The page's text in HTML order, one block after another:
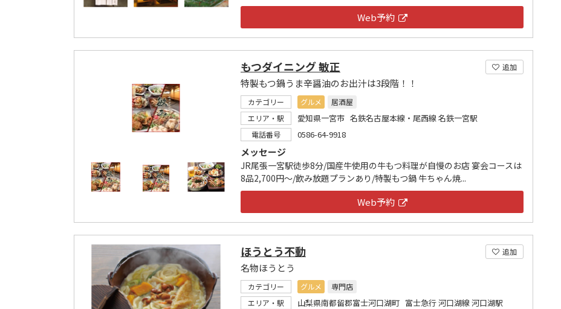
Web予約
追加
もつダイニング 敏正
特製もつ鍋うま辛醤油のお出汁は3段階！！
カテゴリー グルメ
居酒屋
エリア・駅
愛知県一宮市 名鉄名古屋本線・尾西線 名鉄一宮駅
電話番号 0586-64-9918
メッセージ
JR尾張一宮駅徒歩8分/国産牛使用の牛もつ料理が自慢のお店 宴会コースは
8品2,700円～/飲み放題プランあり/特製もつ鍋 牛ちゃん焼...
Web予約
追加
ほうとう不動
名物ほうとう
カテゴリー グルメ
専門店
エリア・駅
山梨県南都留郡富士河口湖町 富士急行 河口湖線 河口湖駅